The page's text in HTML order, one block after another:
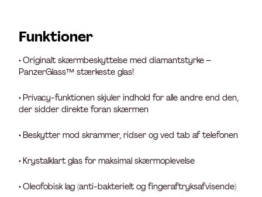
Funktioner
• Originalt skærmbeskyttelse med diamantstyrke –
PanzerGlass™ stærkeste glas!
• Privacy-funktionen skjuler indhold for alle andre end den,
der sidder direkte foran skærmen
• Beskytter mod skrammer, ridser og ved tab af telefonen
• Krystalklart glas for maksimal skærmoplevelse
• Oleofobisk lag (anti-bakterielt og fingeraftryksafvisende)